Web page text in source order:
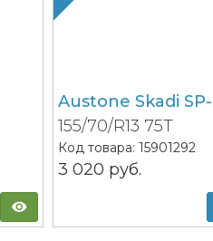
Austone Skadi
155/70/R13 75T
Код товара: 15901292
3 020 руб.